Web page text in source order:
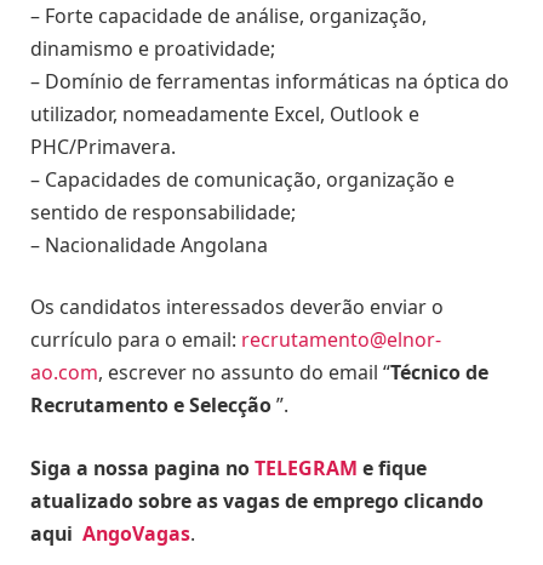
– Forte capacidade de análise, organização,
dinamismo e proatividade;
– Domínio de ferramentas informáticas na óptica do
utilizador, nomeadamente Excel, Outlook e
PHC/Primavera.
– Capacidades de comunicação, organização e
sentido de responsabilidade;
– Nacionalidade Angolana
Os candidatos interessados deverão enviar o
currículo para o email: recrutamento@elnor-
ao.com, escrever no assunto do email “Técnico de
Recrutamento e Selecção”.
Siga a nossa pagina noTELEGRAM e fique
atualizado sobre as vagas de emprego clicando
aqui AngoVagas.